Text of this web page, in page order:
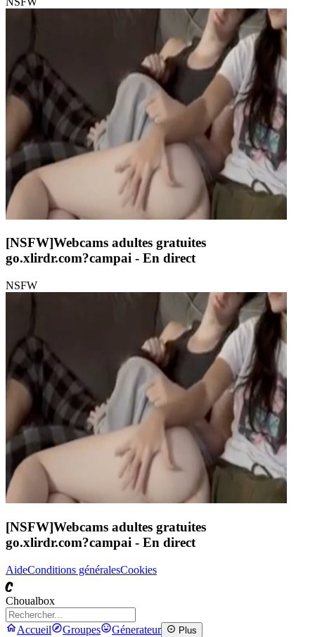
[NSFW]Webcams adultes gratuites
go.xlirdr.com?campai - En direct
NSFW
[NSFW]Webcams adultes gratuites
go.xlirdr.com?campai - En direct
AideConditions généralesCookies
C
Choualbox
Accueil Groupes Génerateur Plus